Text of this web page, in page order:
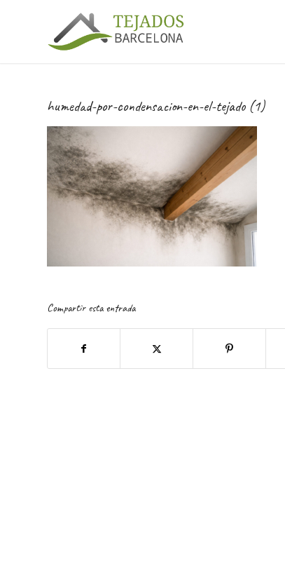
humedad-por-condensacion-en-el-tejado (1)
Compartir esta entrada